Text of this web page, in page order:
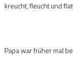
kreucht, fleucht und
Papa war früher mal